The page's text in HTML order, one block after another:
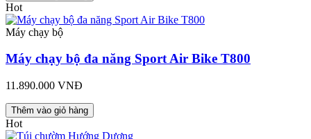
Hot
Máy chạy bộ
Máy chạy bộ đa năng Sport Air Bike T800
11.890.000 VNĐ
Thêm vào giỏ hàng
Hot